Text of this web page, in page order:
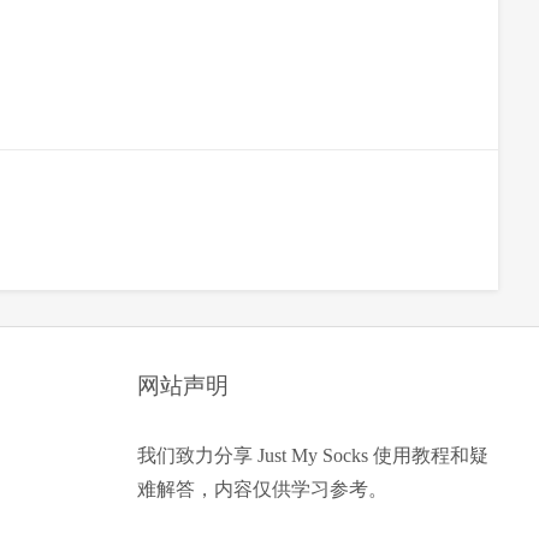
网站声明
我们致力分享 Just My Socks 使用教程和疑
难解答，内容仅供学习参考。